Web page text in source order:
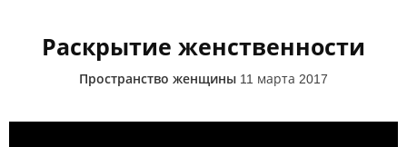
Раскрытие женственности
Пространство женщины 11 марта 2017